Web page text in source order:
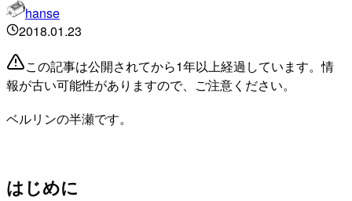
hanse
2018.01.23
この記事は公開されてから1年以上経過しています。情
報が古い可能性がありますので、ご注意ください。
ベルリンの半瀬です。
はじめに